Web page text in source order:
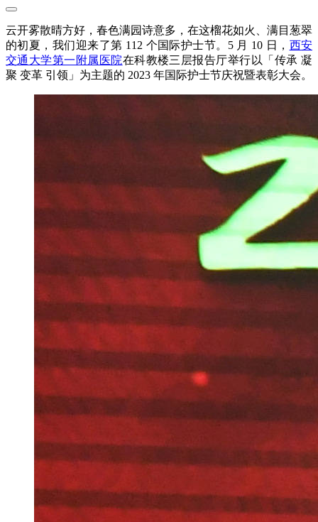
云开雾散晴方好，春色满园诗意多，在这榴花如火、满目葱翠
的初夏，我们迎来了第 112 个国际护士节。5 月 10 日， 西安
交通大学第一附属医院在科教楼三层报告厅举行以「传承 凝
聚 变革 引领」为主题的 2023 年国际护士节庆祝暨表彰大会。